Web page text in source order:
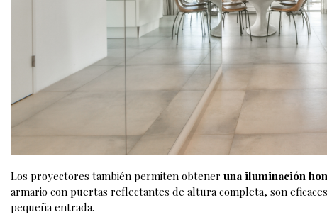
Los proyectores también permiten obtener una iluminación
armario con puertas reflectantes de altura completa, son
pequeña entrada.